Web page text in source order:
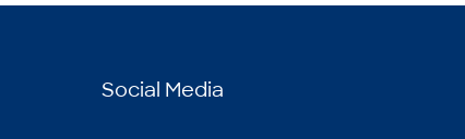
Social Media